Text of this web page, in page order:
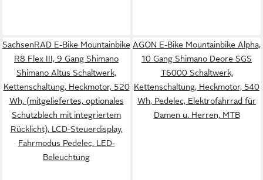
SachsenRAD E-Bike Mountainbike
R8 Flex III, 9 Gang Shimano
Shimano Altus Schaltwerk,
Kettenschaltung, Heckmotor, 520
Wh, (mitgeliefertes, optionales
Schutzblech mit integriertem
Rücklicht), LCD-Steuerdisplay,
Fahrmodus Pedelec, LED-
Beleuchtung
AGON E-Bike Mountainbike Alpha,
10 Gang Shimano Deore SGS
T6000 Schaltwerk,
Kettenschaltung, Heckmotor, 540
Wh, Pedelec, Elektrofahrrad für
Damen u. Herren, MTB